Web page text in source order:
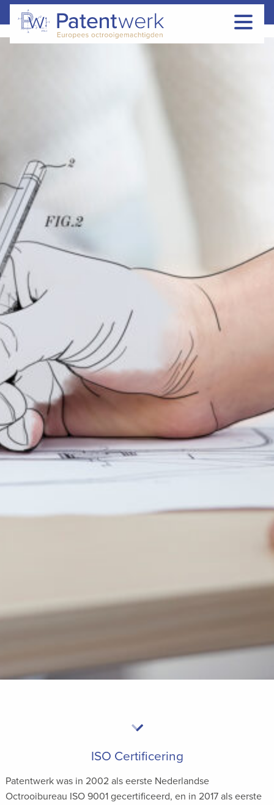
ISO Certificering
Patentwerk was in 2002 als eerste Nederlandse
Octrooibureau ISO 9001 gecertificeerd, en in 2017 als eerste